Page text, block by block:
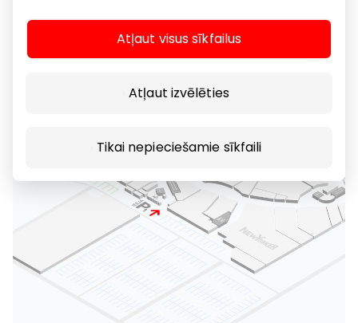
Atļaut visus sīkfailus
Atļaut izvēlēties
Tikai nepieciešamie sīkfaili